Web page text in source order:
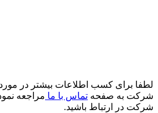
لطفا برای کسب اطلاعات بیشتر در
شرکت به صفحه تماس با ما مراجعه
شرکت در ارتباط باشید.